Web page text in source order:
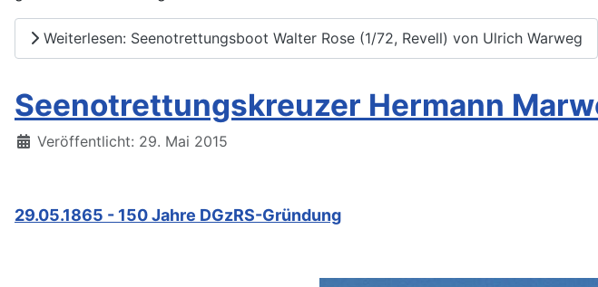
Weiterlesen: Seenotrettungsboot Walter Rose (1/72, Revell) von Ulrich Warweg
Seenotrettungskreuzer Hermann
Details
Veröffentlicht: 29. Mai 2015
29.05.1865 - 150 Jahre DGzRS-Gründung